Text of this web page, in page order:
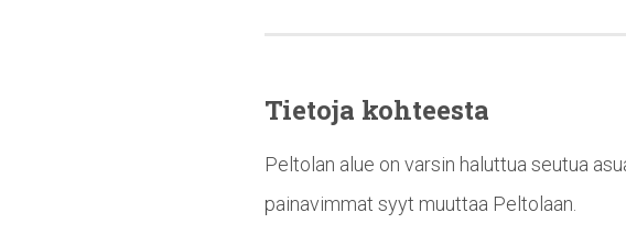
Tietoja kohteesta
Peltolan alue on varsin haluttua seutua
painavimmat syyt muuttaa Peltolaan.